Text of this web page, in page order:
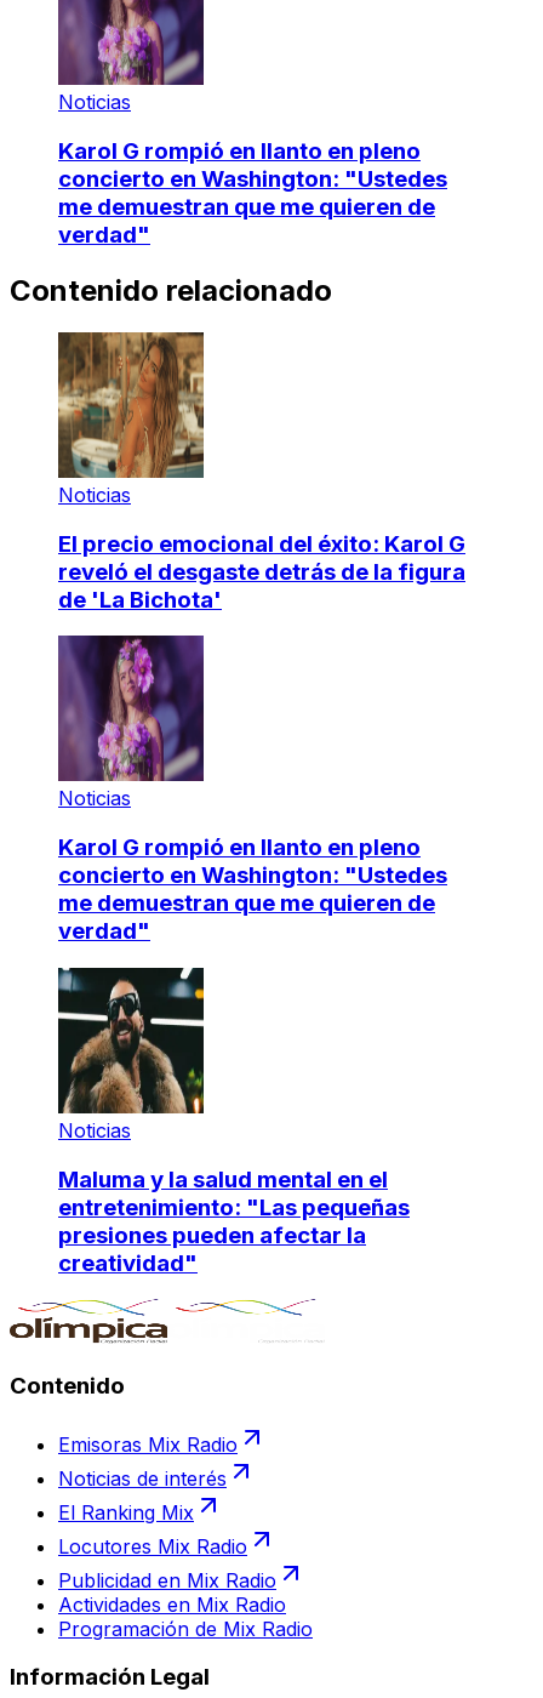
Noticias
Karol G rompió en llanto en pleno
concierto en Washington: "Ustedes
me demuestran que me quieren de
verdad"
Contenido relacionado
Noticias
El precio emocional del éxito: Karol G
reveló el desgaste detrás de la figura
de 'La Bichota'
Noticias
Karol G rompió en llanto en pleno
concierto en Washington: "Ustedes
me demuestran que me quieren de
verdad"
Noticias
Maluma y la salud mental en el
entretenimiento: "Las pequeñas
presiones pueden afectar la
creatividad"
Contenido
Emisoras Mix Radio
Noticias de interés
El Ranking Mix
Locutores Mix Radio
Publicidad en Mix Radio
Actividades en Mix Radio
Programación de Mix Radio
Información Legal